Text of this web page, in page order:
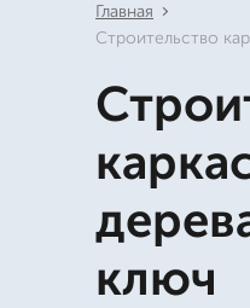
Главная
Строительство
ключ